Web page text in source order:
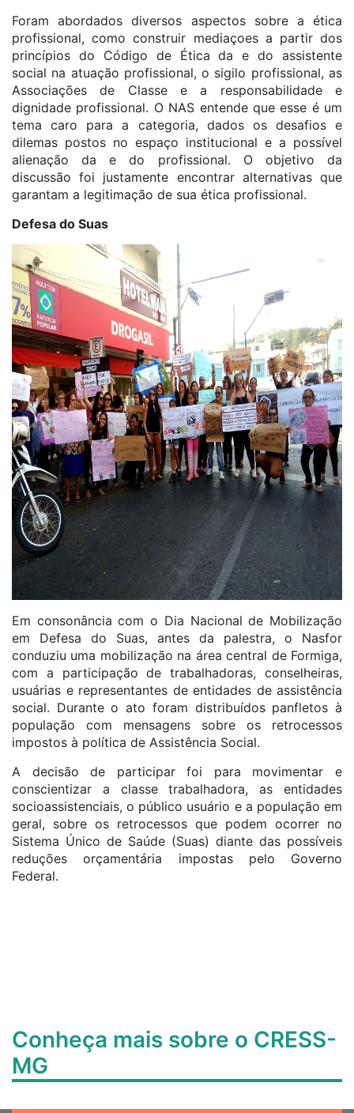
Foram abordados diversos aspectos sobre a ética
profissional, como construir mediaçoes a partir dos
princípios do Código de Ética da e do assistente
social na atuação profissional, o sigilo profissional, as
Associações de Classe e a responsabilidade e
dignidade profissional. O NAS entende que esse é um
tema caro para a categoria, dados os desafios e
dilemas postos no espaço institucional e a possível
alienação da e do profissional. O objetivo da
discussão foi justamente encontrar alternativas que
garantam a legitimação de sua ética profissional.
Defesa do Suas
Em consonância com o Dia Nacional de Mobilização
em Defesa do Suas, antes da palestra, o Nasfor
conduziu uma mobilização na área central de Formiga,
com a participação de trabalhadoras, conselheiras,
usuárias e representantes de entidades de assistência
social. Durante o ato foram distribuídos panfletos à
população com mensagens sobre os retrocessos
impostos à política de Assistência Social.
A decisão de participar foi para movimentar e
conscientizar a classe trabalhadora, as entidades
socioassistenciais, o público usuário e a população em
geral, sobre os retrocessos que podem ocorrer no
Sistema Único de Saúde (Suas) diante das possíveis
reduções orçamentária impostas pelo Governo
Federal.
Conheça mais sobre o CRESS-
MG